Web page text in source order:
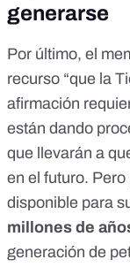
generarse
Por último, el
recurso “que la
afirmación
están dando
que llevarán a
en el futuro.
disponible para
millones de
generación de